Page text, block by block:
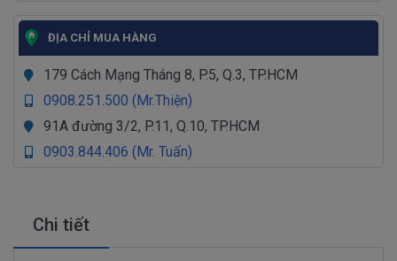
ĐỊA CHỈ MUA HÀNG
179 Cách Mạng Tháng 8, P.5, Q.3, TP.HCM
0908.251.500 (Mr.Thiện)
91A đường 3/2, P.11, Q.10, TP.HCM
0903.844.406 (Mr. Tuấn)
Chi tiết